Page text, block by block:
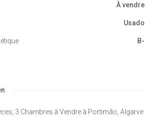
À vendre
Usado
B-
3 Chambres à Vendre à Portimão, Algarve